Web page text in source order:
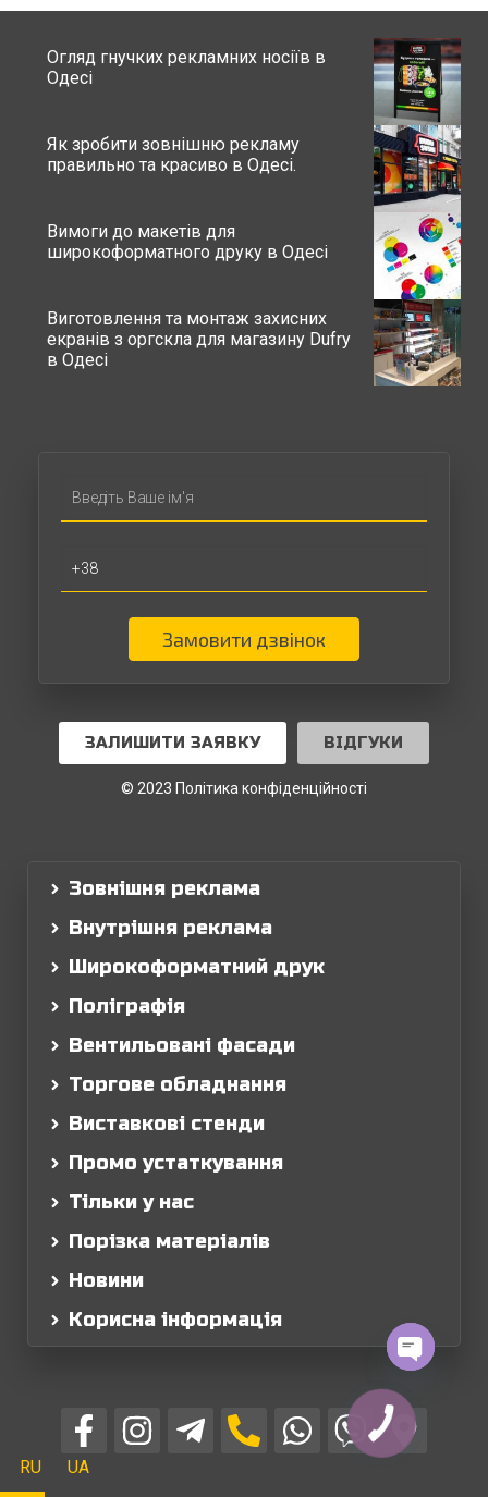
Огляд гнучких рекламних носіїв в
Одесі
Як зробити зовнішню рекламу
правильно та красиво в Одесі.
Вимоги до макетів для
широкоформатного друку в Одесі
Виготовлення та монтаж захисних
екранів з оргскла для магазину Dufry
в Одесі
Замовити дзвінок
ЗАЛИШИТИ ЗАЯВКУ ВІДГУКИ
© 2023 Політика конфіденційності
Зовнішня реклама
Внутрішня реклама
Широкоформатний друк
Поліграфія
Вентильовані фасади
Торгове обладнання
Виставкові стенди
Промо устаткування
Тільки у нас
Порізка матеріалів
Новини
Корисна інформація
RU UA